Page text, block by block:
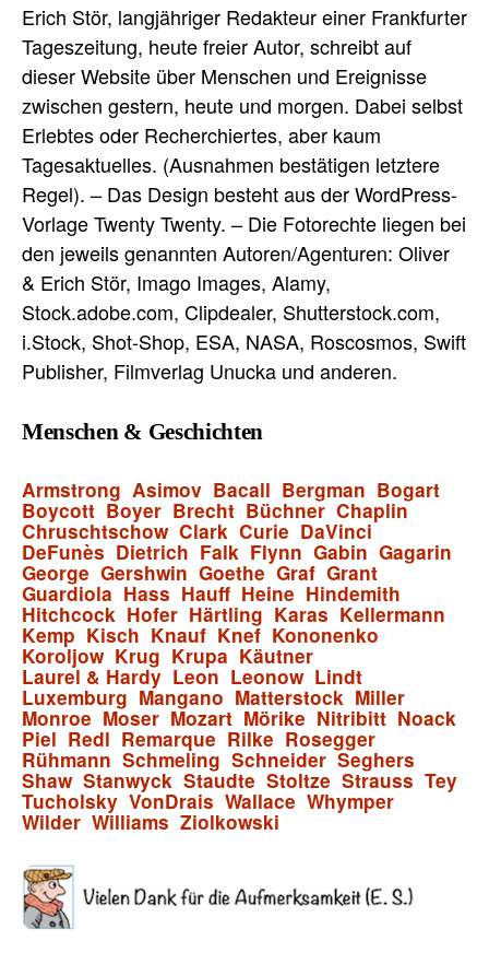
Erich Stör, langjähriger Redakteur einer Frankfurter
Tageszeitung, heute freier Autor, schreibt auf
dieser Website über Menschen und Ereignisse
zwischen gestern, heute und morgen. Dabei selbst
Erlebtes oder Recherchiertes, aber kaum
Tagesaktuelles. (Ausnahmen bestätigen letztere
Regel). – Das Design besteht aus der WordPress-
Vorlage Twenty Twenty. – Die Fotorechte liegen bei
den jeweils genannten Autoren/Agenturen: Oliver
& Erich Stör, Imago Images, Alamy,
Stock.adobe.com, Clipdealer, Shutterstock.com,
i.Stock, Shot-Shop, ESA, NASA, Roscosmos, Swift
Publisher, Filmverlag Unucka und anderen.
Menschen & Geschichten
Armstrong Asimov Bacall Bergman Bogart
Boycott Boyer Brecht Büchner Chaplin
Chruschtschow Clark Curie DaVinci
DeFunès Dietrich Falk Flynn Gabin Gagarin
George Gershwin Goethe Graf Grant
Guardiola Hass Hauff Heine Hindemith
Hitchcock Hofer Härtling Karas Kellermann
Kemp Kisch Knauf Knef Kononenko
Koroljow Krug Krupa Käutner
Laurel & Hardy Leon Leonow Lindt
Luxemburg Mangano Matterstock Miller
Monroe Moser Mozart Mörike Nitribitt Noack
Piel Redl Remarque Rilke Rosegger
Rühmann Schmeling Schneider Seghers
Shaw Stanwyck Staudte Stoltze Strauss Tey
Tucholsky VonDrais Wallace Whymper
Wilder Williams Ziolkowski